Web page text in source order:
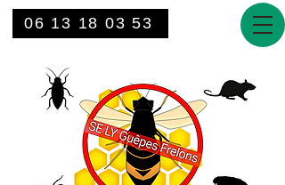
06 13 18 03 53